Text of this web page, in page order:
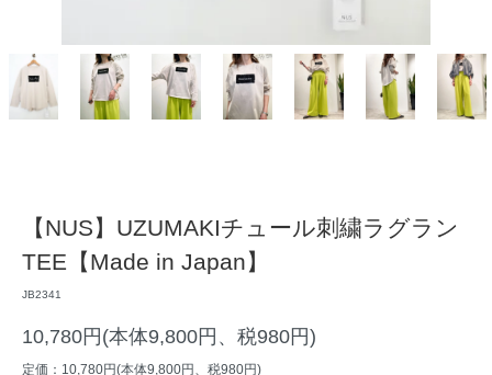
【NUS】UZUMAKIチュール刺繍ラグラン
TEE【Made in Japan】
JB2341
10,780円(本体9,800円、税980円)
定価：10,780円(本体9,800円、税980円)